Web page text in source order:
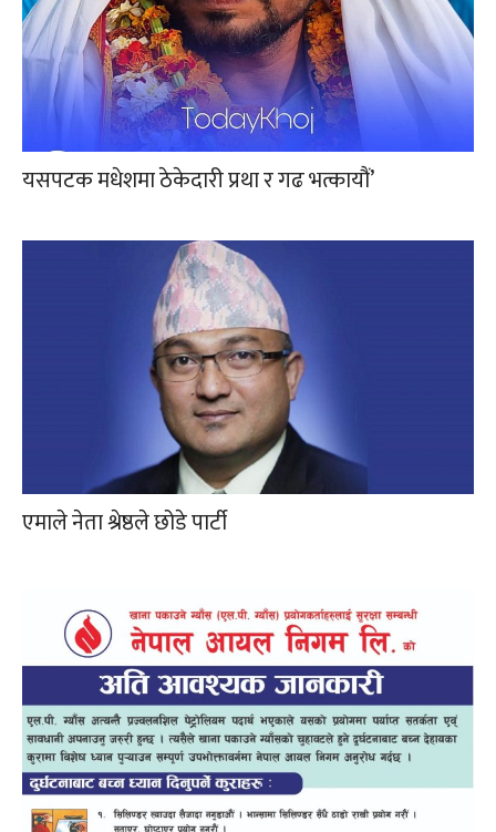
यसपटक मधेशमा ठेकेदारी प्रथा र गढ भत्कायौं’
एमाले नेता श्रेष्ठले छोडे पार्टी